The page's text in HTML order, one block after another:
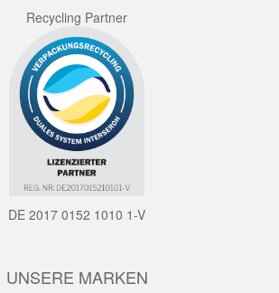
Recycling Partner
DE 2017 0152 1010 1-V
UNSERE MARKEN